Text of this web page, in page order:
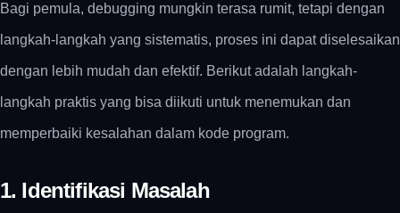
Bagi pemula, debugging mungkin terasa rumit, tetapi dengan
langkah-langkah yang sistematis, proses ini dapat diselesaikan
dengan lebih mudah dan efektif. Berikut adalah langkah-
langkah praktis yang bisa diikuti untuk menemukan dan
memperbaiki kesalahan dalam kode program.
1. Identifikasi Masalah